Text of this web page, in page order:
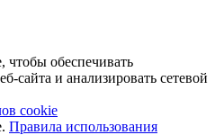
обеспечивать
сайта и анализировать сетевой
cookie
Правила использования